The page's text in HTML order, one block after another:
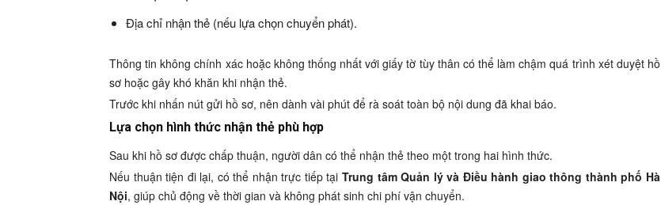
Địa chỉ nhận thẻ (nếu lựa chọn chuyển phát).
Thông tin không chính xác hoặc không thống nhất với giấy tờ tùy thân có thể làm chậm quá trình xét duyệt hồ
sơ hoặc gây khó khăn khi nhận thẻ.
Trước khi nhấn nút gửi hồ sơ, nên dành vài phút để rà soát toàn bộ nội dung đã khai báo.
Lựa chọn hình thức nhận thẻ phù hợp
Sau khi hồ sơ được chấp thuận, người dân có thể nhận thẻ theo một trong hai hình thức.
Nếu thuận tiện đi lại, có thể nhận trực tiếp tại Trung tâm Quản lý và Điều hành giao thông thành phố Hà
Nội, giúp chủ động về thời gian và không phát sinh chi phí vận chuyển.